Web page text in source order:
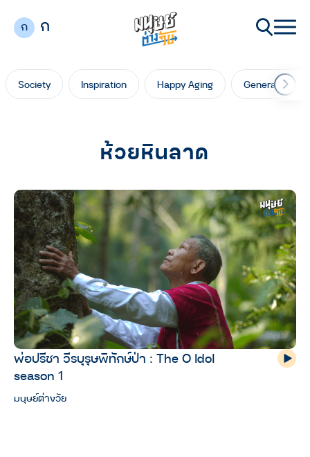
ก ก
Society Inspiration Happy Aging Generation
ห้วยหินลาด
พ่อปรีชา วีรบุรุษพิทักษ์ป่า : The O Idol
season 1
มนุษย์ต่างวัย